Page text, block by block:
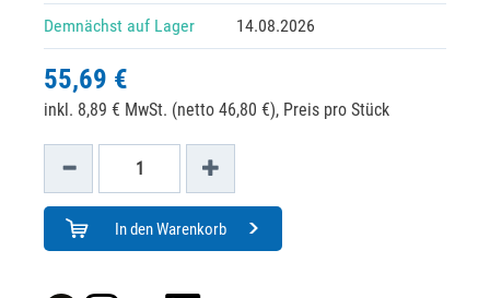
Demnächst auf Lager 14.08.2026
55,69 €
inkl. 8,89 € MwSt. (netto 46,80 €), Preis pro Stück
In den Warenkorb